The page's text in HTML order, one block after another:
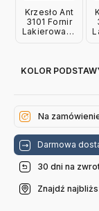
Krzesło Ant
3101 Fornir
Lakierowany
KOLOR
Na
Darmowa
30 dni na
Znajdź